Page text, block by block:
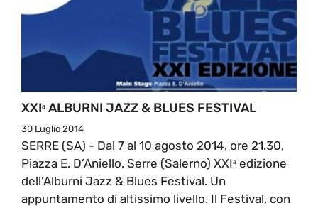
XXIᵃ ALBURNI JAZZ & BLUES FESTIVAL
30 Luglio 2014
SERRE (SA) - Dal 7 al 10 agosto 2014, ore 21.30,
Piazza E. D’Aniello, Serre (Salerno) XXIᵃ edizione
dell’Alburni Jazz & Blues Festival. Un
appuntamento di altissimo livello. Il Festival, con